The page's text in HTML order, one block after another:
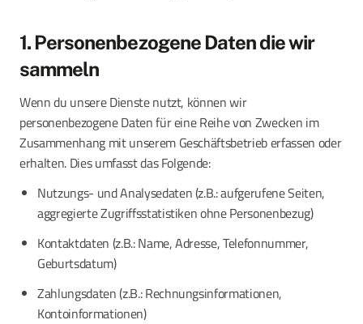
1. Personenbezogene Daten die wir
sammeln
Wenn du unsere Dienste nutzt, können wir
personenbezogene Daten für eine Reihe von Zwecken im
Zusammenhang mit unserem Geschäftsbetrieb erfassen oder
erhalten. Dies umfasst das Folgende:
Nutzungs- und Analysedaten (z.B.: aufgerufene Seiten,
aggregierte Zugriffsstatistiken ohne Personenbezug)
Kontaktdaten (z.B.: Name, Adresse, Telefonnummer,
Geburtsdatum)
Zahlungsdaten (z.B.: Rechnungsinformationen,
Kontoinformationen)